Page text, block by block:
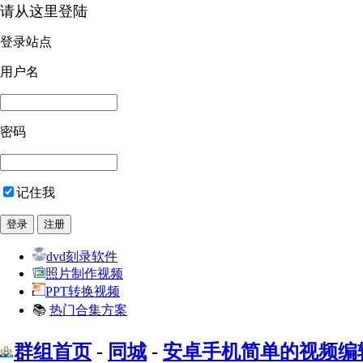
请从这里登陆
登录站点
用户名
密码
记住我
dvd刻录软件
照片制作视频
PPT转换视频
📚 热门合集方案
群组首页 - 同城 - 安卓手机简单的视频编